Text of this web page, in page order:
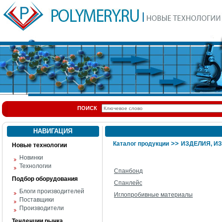
ПОИСК
НАВИГАЦИЯ
Новые технологии
Новинки
Технологии
Подбор оборудования
Блоги производителей
Поставщики
Производители
Каталог продукции >> ИЗДЕЛИЯ,
Спанбонд
Спанлейс
Иглопробивные материалы